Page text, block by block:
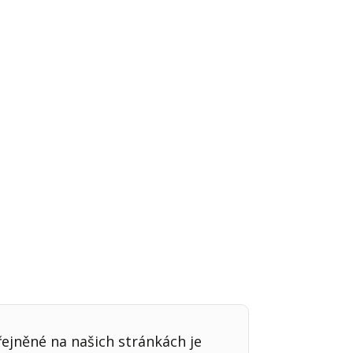
na našich stránkách je